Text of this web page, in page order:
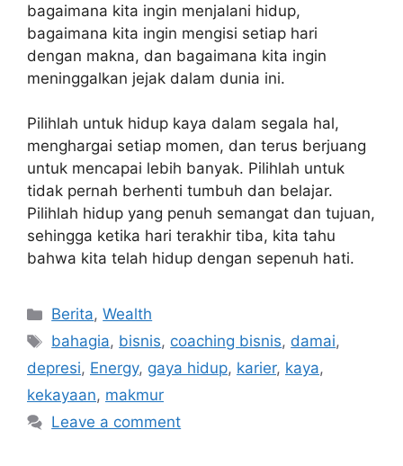
bagaimana kita ingin menjalani hidup,
bagaimana kita ingin mengisi setiap hari
dengan makna, dan bagaimana kita ingin
meninggalkan jejak dalam dunia ini.
Pilihlah untuk hidup kaya dalam segala hal,
menghargai setiap momen, dan terus berjuang
untuk mencapai lebih banyak. Pilihlah untuk
tidak pernah berhenti tumbuh dan belajar.
Pilihlah hidup yang penuh semangat dan tujuan,
sehingga ketika hari terakhir tiba, kita tahu
bahwa kita telah hidup dengan sepenuh hati.
Categories
Berita,Wealth
Tags
bahagia, bisnis, coaching bisnis, damai,
depresi, Energy, gaya hidup, karier, kaya,
kekayaan, makmur
Leave a comment